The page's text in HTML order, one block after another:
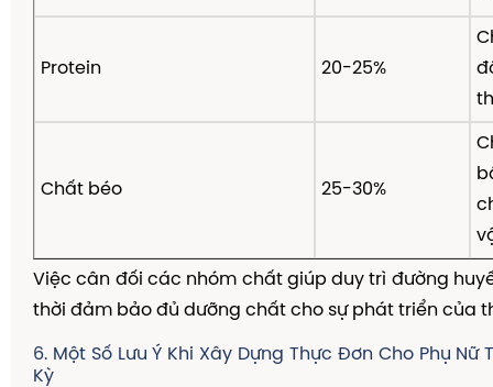
Protein 20-25%
Chất béo 25-30%
Việc cân đối các nhóm chất giúp duy trì đường
thời đảm bảo đủ dưỡng chất cho sự phát triển của
6. Một Số Lưu Ý Khi Xây Dựng Thực Đơn Cho Phụ Nữ
Kỳ